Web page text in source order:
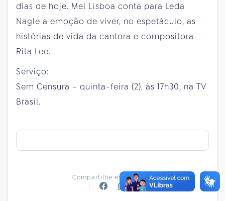
dias de hoje. Mel Lisboa conta para Leda
Nagle a emoção de viver, no espetáculo, as
histórias de vida da cantora e compositora
Rita Lee.
Serviço:
Sem Censura – quinta-feira (2), às 17h30, na TV
Brasil.
Compartilhe essa notícia